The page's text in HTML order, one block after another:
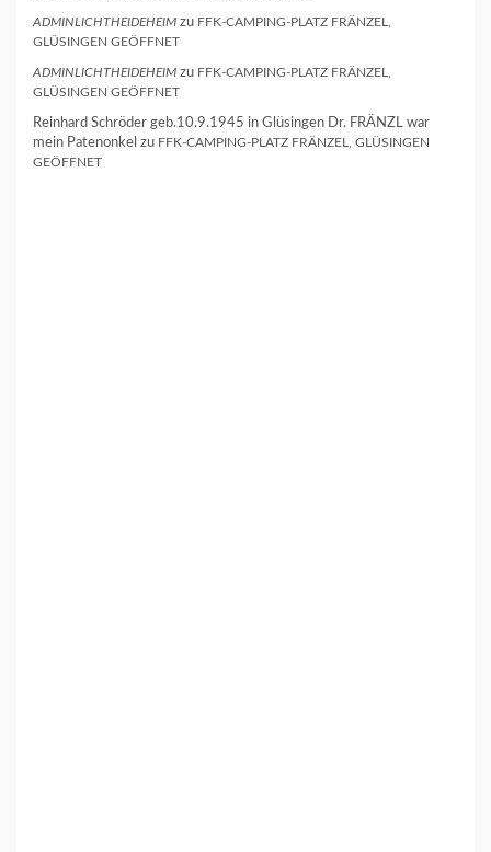
ADMINLICHTHEIDEHEIM zu FFK-CAMPING-PLATZ FRÄNZEL,
GLÜSINGEN GEÖFFNET
ADMINLICHTHEIDEHEIM zu FFK-CAMPING-PLATZ FRÄNZEL,
GLÜSINGEN GEÖFFNET
Reinhard Schröder geb.10.9.1945 in Glüsingen Dr. FRÄNZL war
mein Patenonkel zu FFK-CAMPING-PLATZ FRÄNZEL, GLÜSINGEN
GEÖFFNET